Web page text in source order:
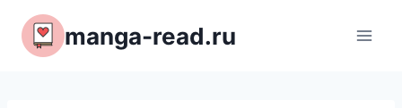
Перейти
содержимому
manga-read.ru